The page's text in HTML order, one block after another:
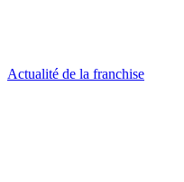
Actualité de la franchise